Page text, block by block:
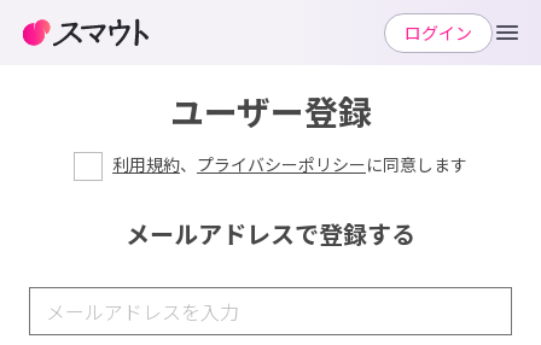
ユーザー登録
利用規約、 プライバシーポリシーに同意します
メールアドレスで登録する
ログイン